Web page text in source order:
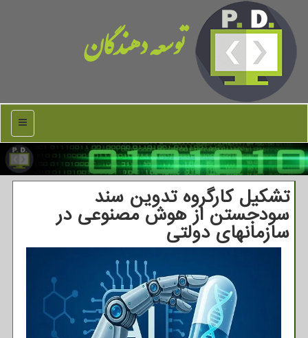
توسعه دهندگان
منو
تشکیل کارگروه تدوین سند
سودجستن از هوش مصنوعی در
سازمانهای دولتی